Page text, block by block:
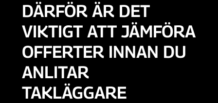
DÄRFÖR ÄR DET
VIKTIGT ATT JÄMFÖRA
OFFERTER INNAN DU
ANLITAR
TAKLÄGGARE